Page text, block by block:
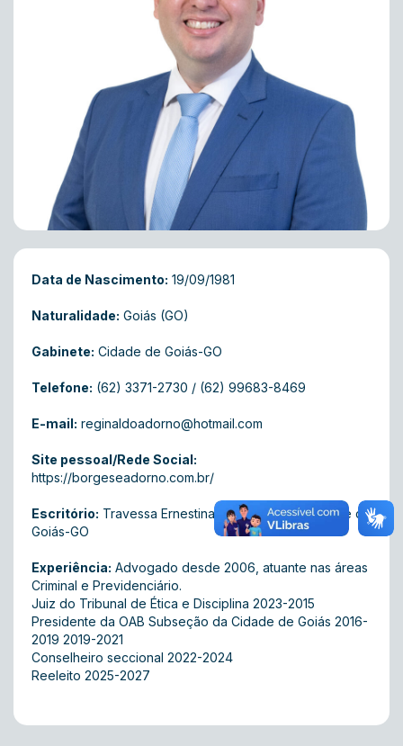
Data de Nascimento: 19/09/1981
Naturalidade: Goiás (GO)
Gabinete: Cidade de Goiás-GO
Telefone: (62) 3371-2730 / (62) 99683-8469
E-mail: reginaldoadorno@hotmail.com
Site pessoal/Rede Social:
https://borgeseadorno.com.br/
Escritório: Travessa Ernestina n.º 35, Centro, Cidade de
Goiás-GO
Experiência: Advogado desde 2006, atuante nas áreas
Criminal e Previdenciário.
Juiz do Tribunal de Ética e Disciplina 2023-2015
Presidente da OAB Subseção da Cidade de Goiás 2016-
2019 2019-2021
Conselheiro seccional 2022-2024
Reeleito 2025-2027